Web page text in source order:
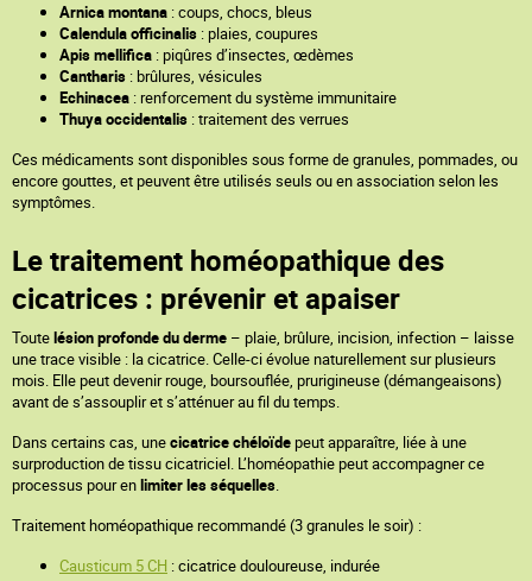
Arnica montana : coups, chocs, bleus
Calendula officinalis : plaies, coupures
Apis mellifica : piqûres d’insectes, œdèmes
Cantharis : brûlures, vésicules
Echinacea : renforcement du système immunitaire
Thuya occidentalis : traitement des verrues
Ces médicaments sont disponibles sous forme de granules, pommades, ou
encore gouttes, et peuvent être utilisés seuls ou en association selon les
symptômes.
Le traitement homéopathique des
cicatrices : prévenir et apaiser
Toutelésion profonde du derme – plaie, brûlure, incision, infection – laisse
une trace visible : la cicatrice. Celle-ci évolue naturellement sur plusieurs
mois. Elle peut devenir rouge, boursouflée, prurigineuse (démangeaisons)
avant de s’assouplir et s’atténuer au fil du temps.
Dans certains cas, unecicatrice chéloïdepeut apparaître, liée à une
surproduction de tissu cicatriciel. L’homéopathie peut accompagner ce
processus pour enlimiter les séquelles.
Traitement homéopathique recommandé (3 granules le soir) :
Causticum 5 CH : cicatrice douloureuse, indurée